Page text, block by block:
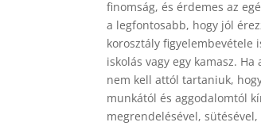
finomság, és érdemes az
a legfontosabb, hogy jól
korosztály figyelembevétele
iskolás vagy egy kamasz.
nem kell attól tartaniuk,
munkától és aggodalomtól
megrendelésével,